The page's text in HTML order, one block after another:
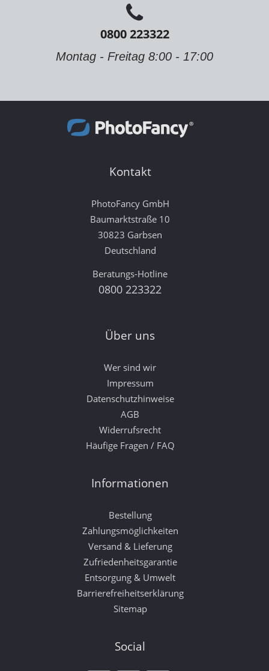
0800 223322
Montag - Freitag 8:00 - 17:00
Kontakt
PhotoFancy GmbH
Baumarktstraße 10
30823 Garbsen
Deutschland
Beratungs-Hotline
0800 223322
Über uns
Wer sind wir
Impressum
Datenschutzhinweise
AGB
Widerrufsrecht
Häufige Fragen / FAQ
Informationen
Bestellung
Zahlungsmöglichkeiten
Versand & Lieferung
Zufriedenheitsgarantie
Entsorgung & Umwelt
Barrierefreiheitserklärung
Sitemap
Social